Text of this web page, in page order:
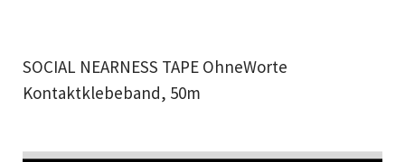
SOCIAL NEARNESS TAPE OhneWorte
Kontaktklebeband, 50m